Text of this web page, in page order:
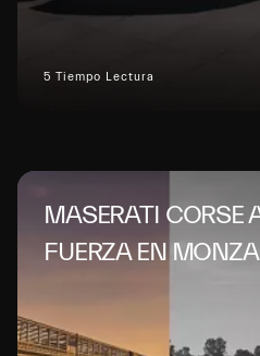
5 Tiempo Lectura
MASERATI CORSE
FUERZA EN MONZA